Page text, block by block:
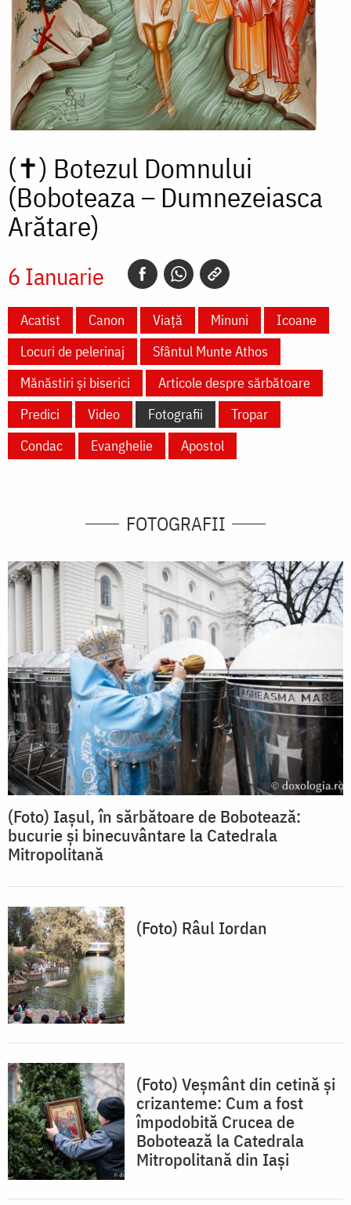
(✝) Botezul Domnului
(Boboteaza – Dumnezeiasca
Arătare)
6 Ianuarie
Acatist Canon Viață Minuni
Icoane
Locuri de pelerinaj
Sfântul Munte Athos
Mănăstiri și biserici
Articole despre sărbătoare
Predici
Video Fotografii
Tropar
Condac
Evanghelie Apostol
FOTOGRAFII
(Foto) Iașul, în sărbătoare de Bobotează:
bucurie și binecuvântare la Catedrala
Mitropolitană
(Foto) Râul Iordan
(Foto) Veșmânt din cetină și
crizanteme: Cum a fost
împodobită Crucea de
Bobotează la Catedrala
Mitropolitană din Iași